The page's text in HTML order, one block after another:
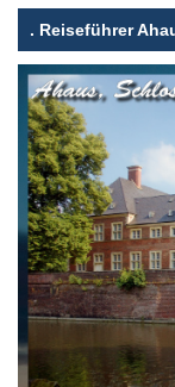
. Reiseführer